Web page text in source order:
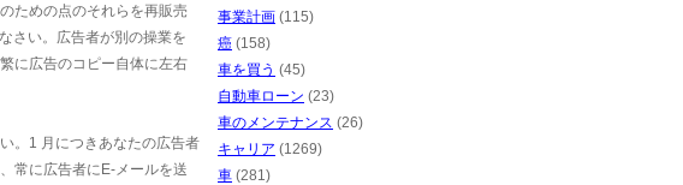
ための点のそれらを再販売
さい。広告者が別の操業を
に広告のコピー自体に左右
。1 月につきあなたの広告者
常に広告者にE-メールを送
事業計画 (115)
癌 (158)
車を買う (45)
自動車ローン (23)
車のメンテナンス (26)
キャリア (1269)
車 (281)